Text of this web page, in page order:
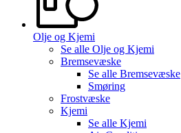
Olje og Kjemi
Se alle Olje og Kjemi
Bremsevæske
Se alle Bremsevæske
Smøring
Frostvæske
Kjemi
Se alle Kjemi